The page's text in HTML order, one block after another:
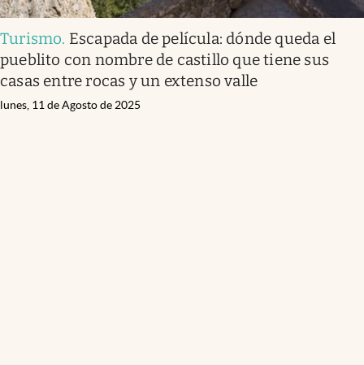
Turismo. Escapada de película: dónde queda el
pueblito con nombre de castillo que tiene sus
casas entre rocas y un extenso valle
lunes, 11 de Agosto de 2025